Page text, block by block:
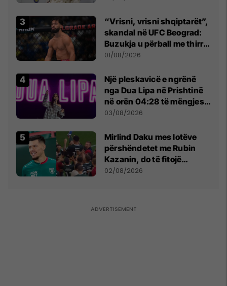
“Vrisni, vrisni shqiptarët”,
skandal në UFC Beograd:
Buzukja u përball me thirrje
anti-shqiptare nga
01/08/2026
Një pleskavicë e ngrënë
nga Dua Lipa në Prishtinë
në orën 04:28 të mëngjesit
- dhe bota digjitale serbe
03/08/2026
Mirlind Daku mes lotëve
përshëndetet me Rubin
Kazanin, do të fitojë
miliona te Spartak Moska
02/08/2026